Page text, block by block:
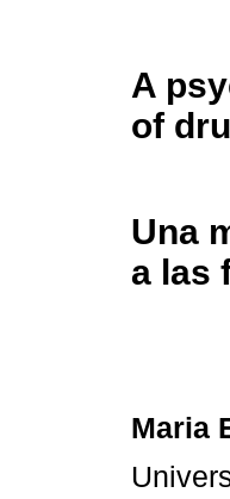
A
of
Una
a las
Maria